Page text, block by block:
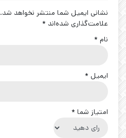
نشانی ایمیل شما منتشر نخواهد شد.
علامت‌گذاری شده‌اند *
نام *
ایمیل *
امتیاز شما *